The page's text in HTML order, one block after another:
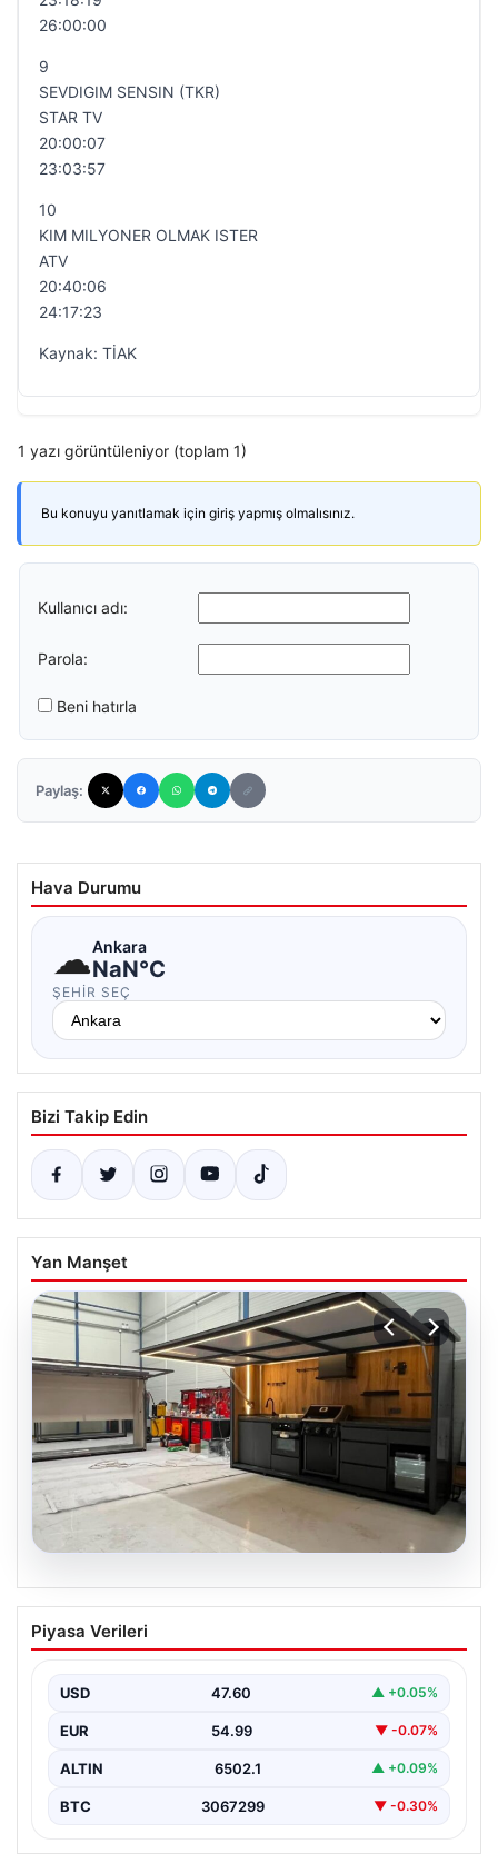
26:00:00
9
SEVDIGIM SENSIN (TKR)
STAR TV
20:00:07
23:03:57
10
KIM MILYONER OLMAK ISTER
ATV
20:40:06
24:17:23
Kaynak: TİAK
1 yazı görüntüleniyor (toplam 1)
Bu konuyu yanıtlamak için giriş yapmış olmalısınız.
Kullanıcı adı:
Parola:
Beni hatırla
Paylaş:
Hava Durumu
☁Ankara
NaN°C
ŞEHIR SEÇ
Bizi Takip Edin
Yan Manşet
Açık Hava Mekanlarında Estetik ve
bahçe mutfağı Çözümleri
bölümlerinden biri haline gelmiştir. Bahçeyle bütünleşik
vakit…
Piyasa Verileri
USD 47.60 ▲ +0.05%
EUR 54.99 ▼ -0.07%
ALTIN 6502.1 ▲ +0.09%
BTC 3067299 ▼ -0.30%